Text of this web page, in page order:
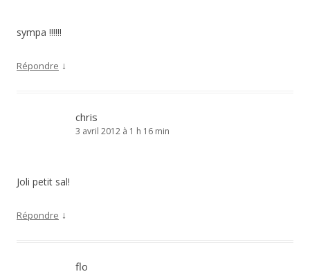
sympa !!!!!!
Répondre ↓
chris
3 avril 2012 à 1 h 16 min
Joli petit sal!
Répondre ↓
flo